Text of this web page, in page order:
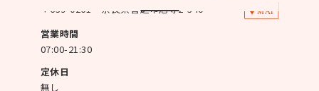
〒 639-0261
奈良県香芝市尼寺2-340
営業時間
07:00-21:30
定休日
無し